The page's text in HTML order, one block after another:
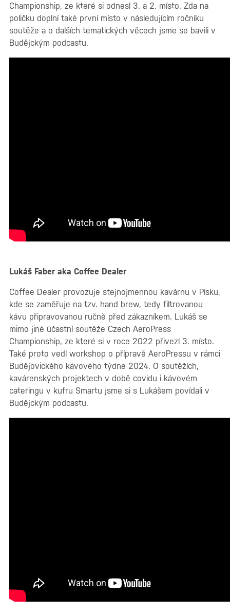
Championship, ze které si odnesl 3. a 2. místo. Zda na
poličku doplní také první místo v následujícím ročníku
soutěže a o dalších tematických věcech jsme se bavili v
Budějckým podcastu.
Lukáš Faber aka Coffee Dealer
Coffee Dealer provozuje stejnojmennou kavárnu v Písku,
kde se zaměřuje na tzv. hand brew, tedy filtrovanou
kávu připravovanou ručně před zákazníkem. Lukáš se
mimo jiné účastní soutěže Czech AeroPress
Championship, ze které si v roce 2022 přivezl 3. místo.
Také proto vedl workshop o přípravě AeroPressu v rámci
Budějovického kávového týdne 2024. O soutěžích,
kavárenských projektech v době covidu i kávovém
cateringu v kufru Smartu jsme si s Lukášem povídali v
Budějckým podcastu.